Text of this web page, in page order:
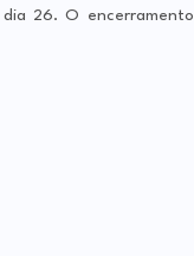
26. O encerramento